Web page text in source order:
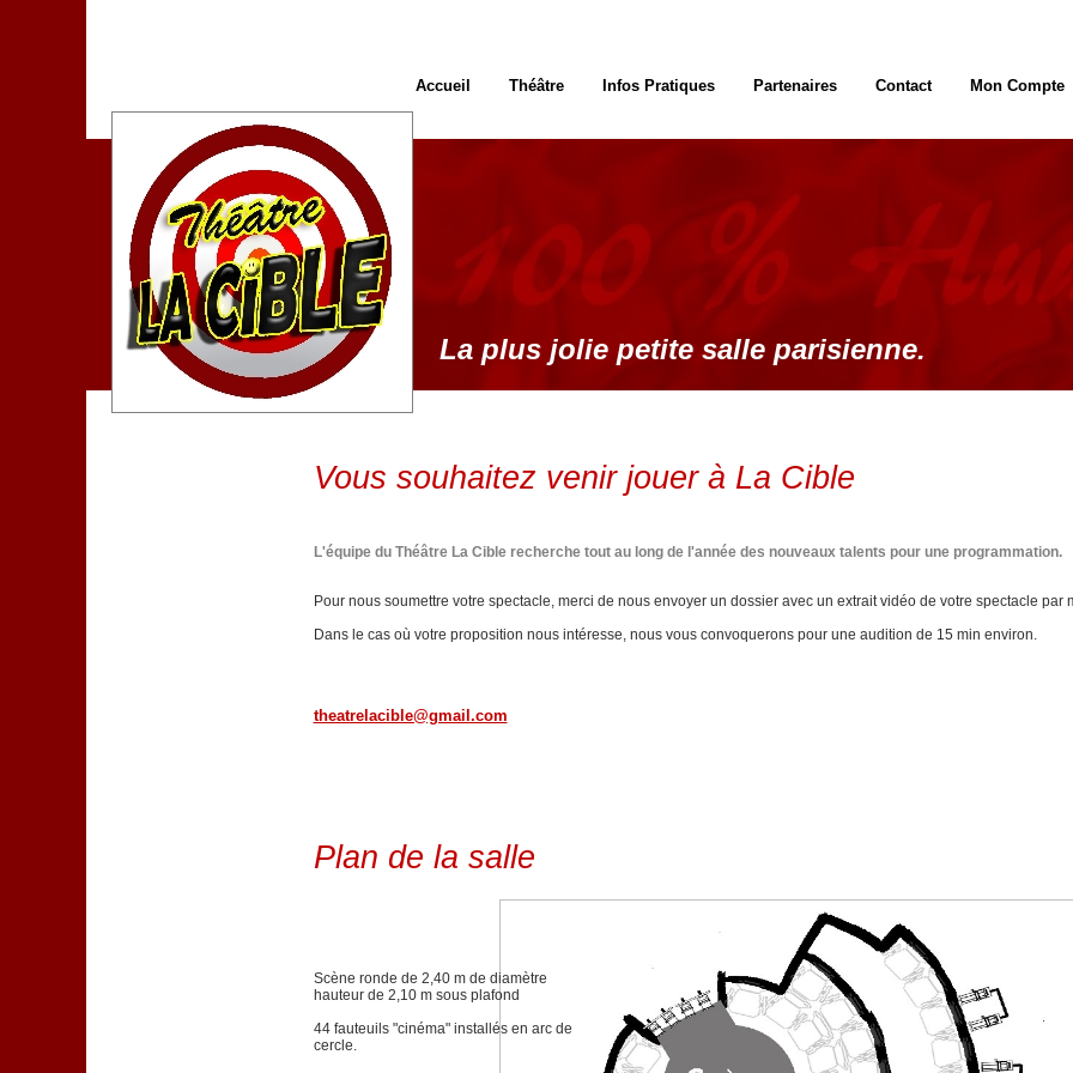
Vous souhaitez venir jouer à La Cible
L'équipe du Théâtre La Cible recherche tout au long de l'année des nouveaux talents pour une programmation.
Pour nous soumettre votre spectacle, merci de nous envoyer un dossier avec un extrait vidéo de votre spectacle par
Dans le cas où votre proposition nous intéresse, nous vous convoquerons pour une audition de 15 min environ.
Plan de la salle
La plus jolie petite salle parisienne.
Accueil Théâtre Infos Pratiques Partenaires Contact Mon Compte
theatrelacible@gmail.com
Scène ronde de 2,40 m de diamètre
hauteur de 2,10 m sous plafond
44 fauteuils "cinéma" installés en arc de
cercle.